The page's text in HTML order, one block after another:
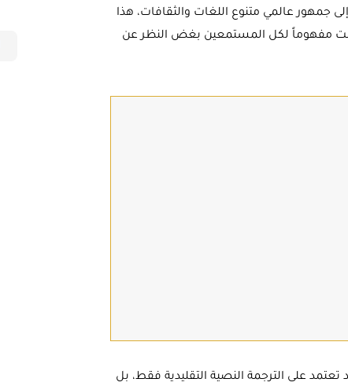
عالمي متنوع اللغات والثقافات، هذا
مفهوماً لكل المستمعين بغض النظر عن
على الترجمة النصية التقليدية فقط، بل